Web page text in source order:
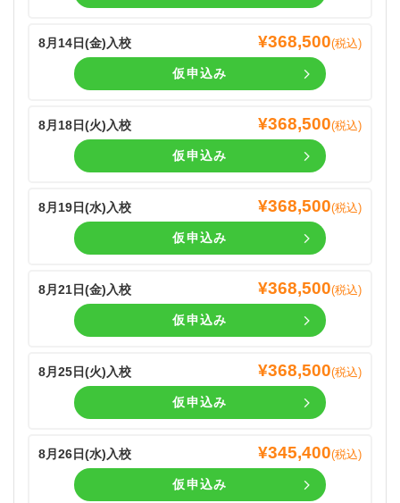
8月14日(金)入校 ¥368,500(税込)
仮申込み
8月18日(火)入校 ¥368,500(税込)
仮申込み
8月19日(水)入校 ¥368,500(税込)
仮申込み
8月21日(金)入校 ¥368,500(税込)
仮申込み
8月25日(火)入校 ¥368,500(税込)
仮申込み
8月26日(水)入校 ¥345,400(税込)
仮申込み